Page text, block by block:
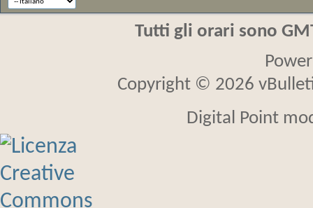
Tutti gli orari sono
Copyright © 2026
Digital Point